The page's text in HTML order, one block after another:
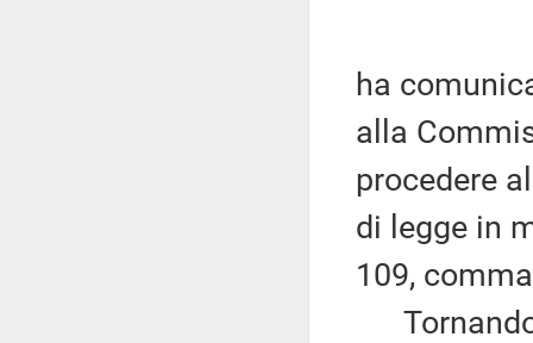
ha
alla
procedere
di legge in
109,
Tornando